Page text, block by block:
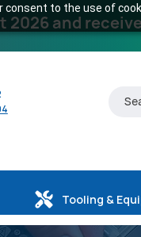
consent to the use of
and